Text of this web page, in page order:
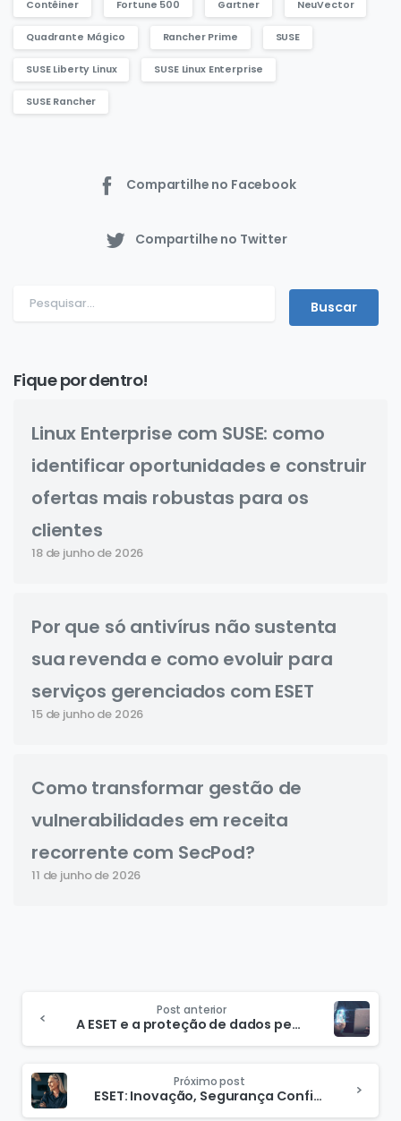
Contêiner Fortune 500 Gartner NeuVector
Quadrante Mágico Rancher Prime SUSE
SUSE Liberty Linux SUSE Linux Enterprise
SUSE Rancher
Compartilhe no Facebook
Compartilhe no Twitter
Fique por dentro!
Linux Enterprise com SUSE: como
identificar oportunidades e construir
ofertas mais robustas para os
clientes
18 de junho de 2026
Por que só antivírus não sustenta
sua revenda e como evoluir para
serviços gerenciados com ESET
15 de junho de 2026
Como transformar gestão de
vulnerabilidades em receita
recorrente com SecPod?
11 de junho de 2026
Post anterior
A ESET e a proteção de dados pessoais: tudo que você precisa saber para revender soluções robustas aos seus clientes
Próximo post
ESET: Inovação, Segurança Confiável e Valor para Revendedores no Brasil